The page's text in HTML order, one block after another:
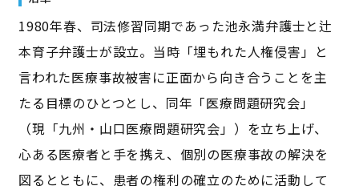
1980年春、司法修習同期であった池永満弁護士と辻
本育子弁護士が設立。当時「埋もれた人権侵害」と
言われた医療事故被害に正面から向き合うことを主
たる目標のひとつとし、同年「医療問題研究会」
（現「九州・山口医療問題研究会」）を立ち上げ、
心ある医療者と手を携え、個別の医療事故の解決を
図るとともに、患者の権利の確立のために活動して